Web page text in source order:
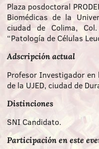
Plaza posdoctoral
Biomédicas de la
ciudad de Colima,
“Patología de Células
Adscripción actual
Profesor Investigador en
de la UJED, ciudad de
Distinciones
SNI Candidato.
Participación en este